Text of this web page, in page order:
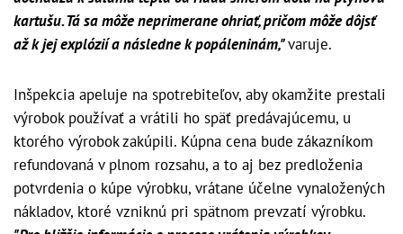
kartušu. Tá sa môže neprimerane ohriať, pričom môže dôjsť
až k jej explózií a následne k popáleninám,"varuje.
Inšpekcia apeluje na spotrebiteľov, aby okamžite prestali
výrobok používať a vrátili ho späť predávajúcemu, u
ktorého výrobok zakúpili. Kúpna cena bude zákazníkom
refundovaná v plnom rozsahu, a to aj bez predloženia
potvrdenia o kúpe výrobku, vrátane účelne vynaložených
nákladov, ktoré vzniknú pri spätnom prevzatí výrobku.